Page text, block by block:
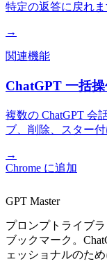
特定の返答に戻れま
→
関連機能
ChatGPT 一括
複数の ChatGPT 会
ブ、削除、スター
→
Chrome に追加
GPT Master
プロンプトライブ
ブックマーク。
ェッショナルのため